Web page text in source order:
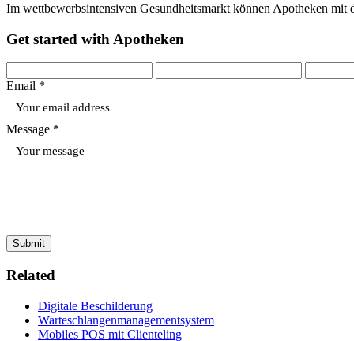
Im wettbewerbsintensiven Gesundheitsmarkt können Apotheken
Get started with Apotheken
Email *
Message *
Submit
Related
Digitale Beschilderung
Warteschlangenmanagementsystem
Mobiles POS mit Clienteling